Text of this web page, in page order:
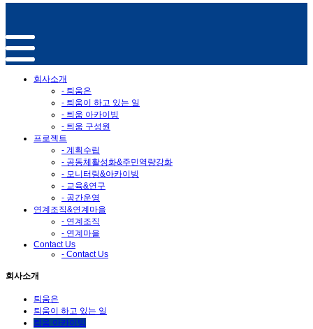
회사소개
- 틔움은
- 틔움이 하고 있는 일
- 틔움 아카이빙
- 틔움 구성원
프로젝트
- 계획수립
- 공동체활성화&주민역량강화
- 모니터링&아카이빙
- 교육&연구
- 공간운영
연계조직&연계마을
- 연계조직
- 연계마을
Contact Us
- Contact Us
회사소개
틔움은
틔움이 하고 있는 일
틔움 아카이빙